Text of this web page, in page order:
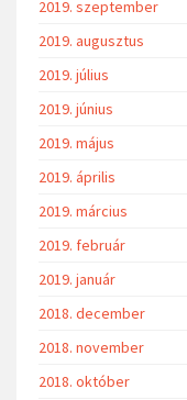
2019. szeptember
2019. augusztus
2019. július
2019. június
2019. május
2019. április
2019. március
2019. február
2019. január
2018. december
2018. november
2018. október